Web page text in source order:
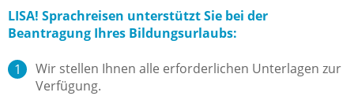
LISA! Sprachreisen unterstützt Sie bei der
Beantragung Ihres Bildungsurlaubs:
Wir stellen Ihnen alle erforderlichen Unterlagen zur
Verfügung.